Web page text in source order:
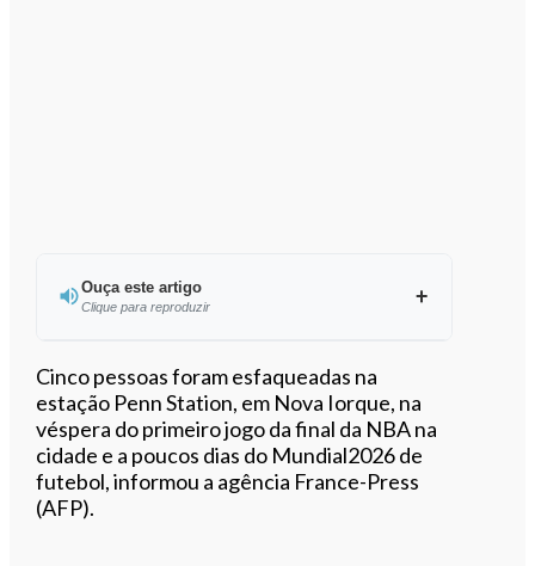
Ouça este artigo
Clique para reproduzir
Ouvir este artigo
Cinco pessoas foram esfaqueadas na
estação Penn Station, em Nova Iorque, na
véspera do primeiro jogo da final da NBA na
cidade e a poucos dias do Mundial2026 de
futebol, informou a agência France-Press
(AFP).